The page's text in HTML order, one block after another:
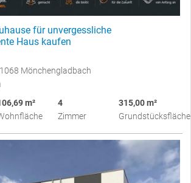
für unvergessliche
Haus kaufen
Mönchengladbach
m²
4
Zimmer
315,00 m²
Grundstücksfläche